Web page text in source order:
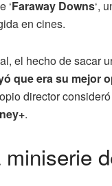
‘Faraway Downs‘,
en cines.
el hecho de sacar
que era su mejor
director
.
miniserie